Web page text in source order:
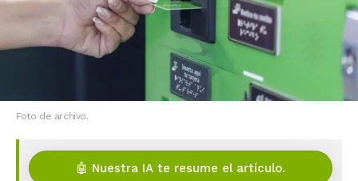
Foto de archivo.
🤖 Nuestra IA te resume el artículo.